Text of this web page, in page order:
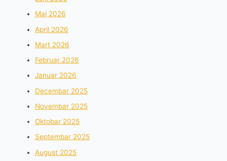
Maj 2026
April 2026
Mart 2026
Februar 2026
Januar 2026
Decembar 2025
Novembar 2025
Oktobar 2025
Septembar 2025
August 2025